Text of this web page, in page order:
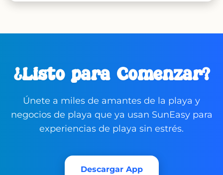
¿Listo para Comenzar?
Únete a miles de amantes de la playa y
negocios de playa que ya usan SunEasy para
experiencias de playa sin estrés.
Descargar App